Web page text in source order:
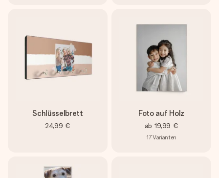
Schlüsselbrett
24,99 €
Foto auf Holz
ab 19,99 €
17Varianten